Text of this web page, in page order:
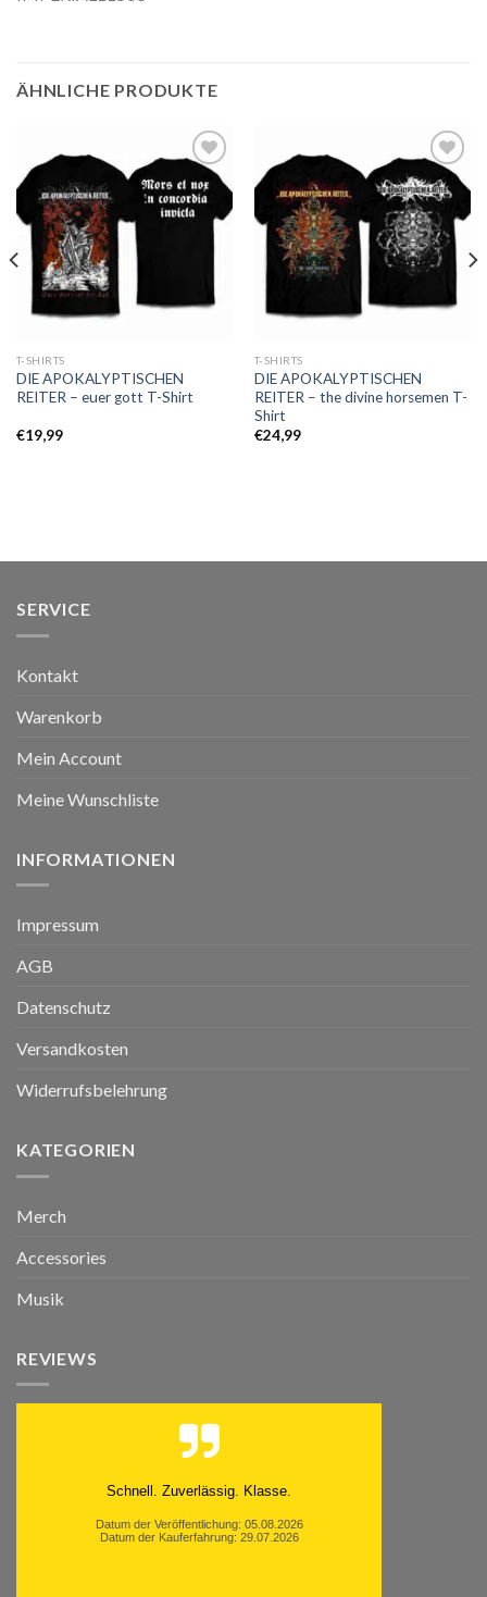
ÄHNLICHE PRODUKTE
Auf die
Wunschliste
T-SHIRTS
DIE APOKALYPTISCHEN
REITER – euer gott T-Shirt
€19,99
Auf die
Wunschliste
T-SHIRTS
DIE APOKALYPTISCHEN
REITER – the divine horsemen T-
Shirt
€24,99
SERVICE
Kontakt
Warenkorb
Mein Account
Meine Wunschliste
INFORMATIONEN
Impressum
AGB
Datenschutz
Versandkosten
Widerrufsbelehrung
KATEGORIEN
Merch
Accessories
Musik
REVIEWS
Schnell. Zuverlässig. Klasse.
Datum der Veröffentlichung: 05.08.2026
Datum der Kauferfahrung: 29.07.2026